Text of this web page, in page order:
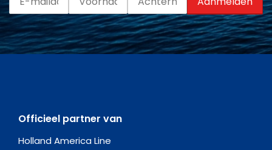
Officieel partner van
Holland America Line